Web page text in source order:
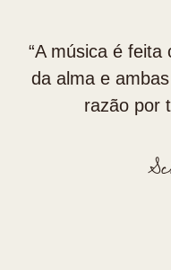
“⁠A música é
da alma e
razão por